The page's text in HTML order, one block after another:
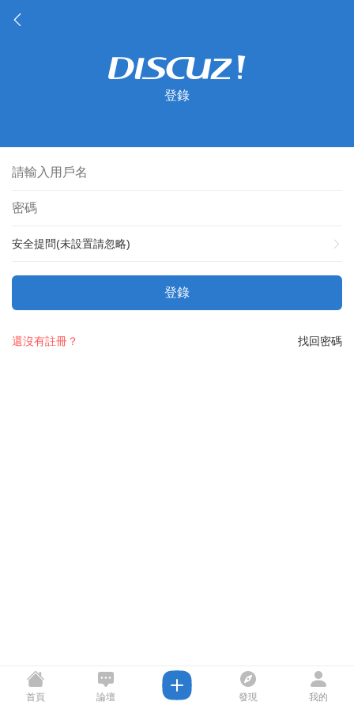
登錄
安全提問(未設置請忽略)
登錄
找回密碼
還沒有註冊？
首頁 論壇 發現 我的